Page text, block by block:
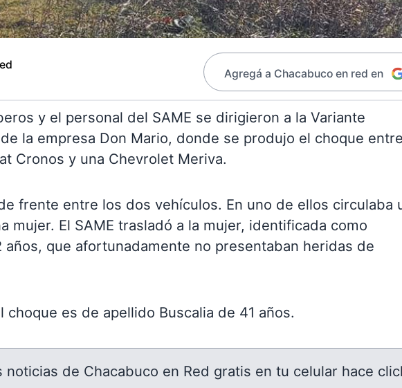
Agregá a Chacabuco en red en
y el personal del SAME se dirigieron a la Variante
la empresa Don Mario, donde se produjo el choque
Cronos y una Chevrolet Meriva.
frente entre los dos vehículos. En uno de ellos circulaba
mujer. El SAME trasladó a la mujer, identificada como
que afortunadamente no presentaban heridas de
choque es de apellido Buscalia de 41 años.
noticias de Chacabuco en Red gratis en tu celular hace